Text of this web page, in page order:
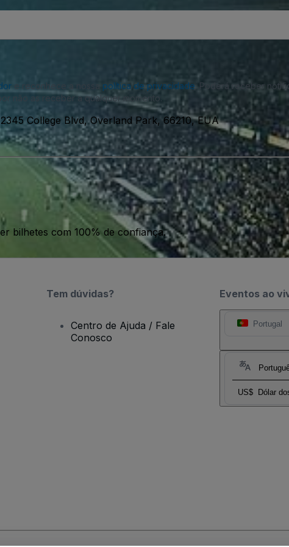
e reconhece a nossa política de privacidade . Poderá receber
não as receber a qualquer momento.
College Blvd, Overland Park, 66210, EUA
bilhetes com 100% de confiança.
Eventos ao
Portugal
US$ Dólar
Tem dúvidas?
Centro de Ajuda / Fale
Conosco